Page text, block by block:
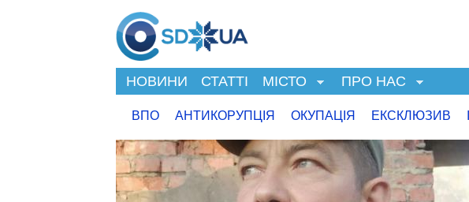
НОВИНИ СТАТТІ МІСТО ПРО НАС
ВПО АНТИКОРУПЦІЯ ОКУПАЦІЯ ЕКСКЛЮЗИВ